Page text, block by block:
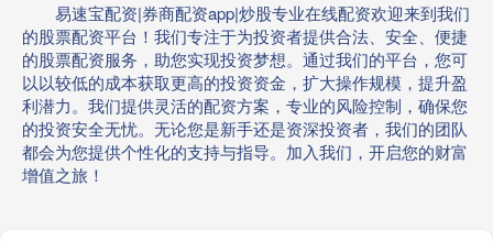
易速宝配资|券商配资app|炒股专业在线配资欢迎来到我们
的股票配资平台！我们专注于为投资者提供合法、安全、便捷
的股票配资服务，助您实现投资梦想。通过我们的平台，您可
以以较低的成本获取更高的投资资金，扩大操作规模，提升盈
利潜力。我们提供灵活的配资方案，专业的风险控制，确保您
的投资安全无忧。无论您是新手还是资深投资者，我们的团队
都会为您提供个性化的支持与指导。加入我们，开启您的财富
增值之旅！